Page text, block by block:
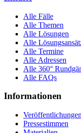
Alle Fälle
Alle Themen
Alle Lösungen
Alle
Alle Termine
Alle Adressen
Alle 360°
Alle FAQs
Informationen
Veröffentlichungen
Pressestimmen